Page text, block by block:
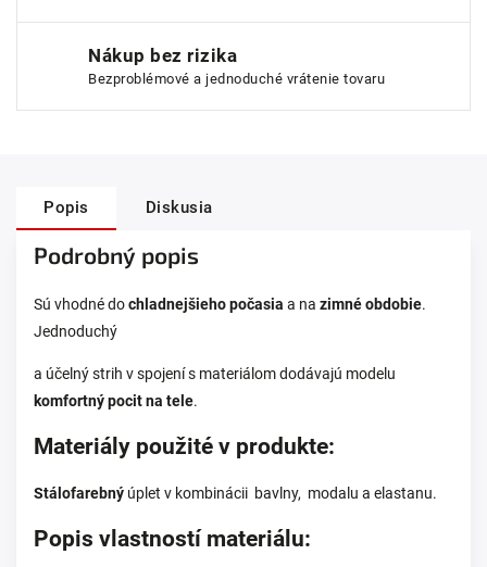
Nákup bez rizika
Bezproblémové a jednoduché vrátenie tovaru
Popis Diskusia
Podrobný popis
Sú vhodné dochladnejšieho počasia a na zimné obdobie.
Jednoduchý
a účelný strih v spojení s materiálom dodávajú modelu
komfortný pocit na tele.
Materiály použité v produkte:
Stálofarebný úplet v kombinácii bavlny, modalu a elastanu.
Popis vlastností materiálu: